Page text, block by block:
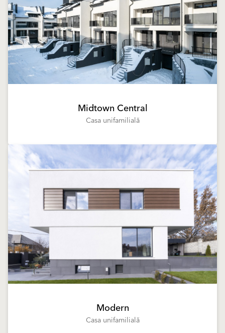
Midtown Central
Casa unifamilială
Modern
Casa unifamilială